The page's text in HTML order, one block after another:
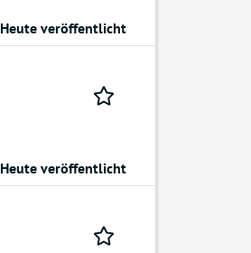
Heute veröffentlicht
Heute veröffentlicht